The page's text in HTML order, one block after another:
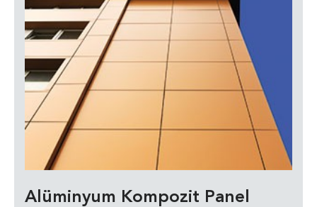
Alüminyum Kompozit Panel